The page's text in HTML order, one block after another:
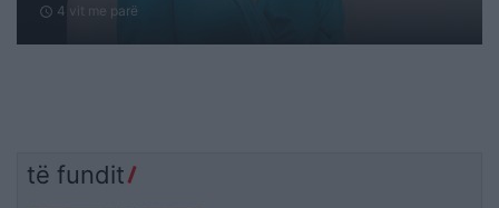
schedule 4 vit me parë
të fundit